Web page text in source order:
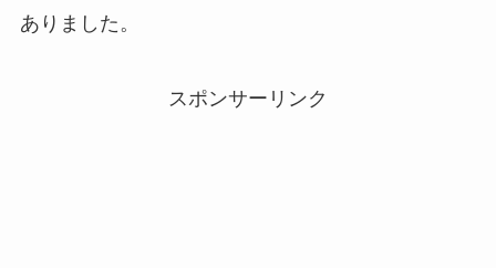
ありました。
スポンサーリンク